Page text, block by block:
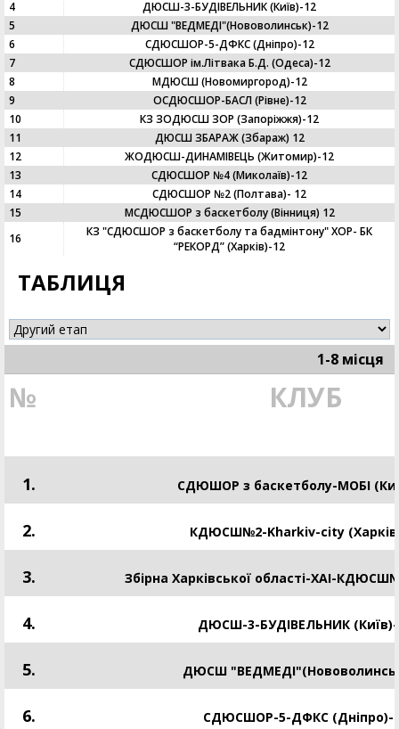
4
ДЮСШ-3-БУДІВЕЛЬНИК (Київ)-12
5
ДЮСШ "ВЕДМЕДІ"(Нововолинськ)-12
6
СДЮСШОР-5-ДФКС (Дніпро)-12
7
CДЮСШОР ім.Літвака Б.Д. (Одеса)-12
8
МДЮСШ (Новомиргород)-12
9
ОСДЮСШОР-БАСЛ (Рівне)-12
10
КЗ ЗОДЮСШ ЗОР (Запоріжжя)-12
11
ДЮСШ ЗБАРАЖ (Збараж) 12
12
ЖОДЮСШ-ДИНАМІВЕЦЬ (Житомир)-12
13
СДЮСШОР №4 (Миколаїв)-12
14
СДЮСШОР №2 (Полтава)- 12
15
МСДЮСШОР з баскетболу (Вінниця) 12
16
КЗ "СДЮСШОР з баскетболу та бадмінтону" ХОР- БК
“РЕКОРД” (Харків)-12
ТАБЛИЦЯ
1-8 місця
№ КЛУБ
1. СДЮШОР з баскетболу-МОБІ
2. КДЮСШ№2-Kharkiv-city
3. Збірна Харківської області-ХАІ-
4. ДЮСШ-3-БУДІВЕЛЬНИК (Київ)-
5. ДЮСШ
6. СДЮСШОР-5-ДФКС (Дніпро)-